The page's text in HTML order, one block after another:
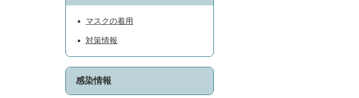
マスクの着用
対策情報
感染情報